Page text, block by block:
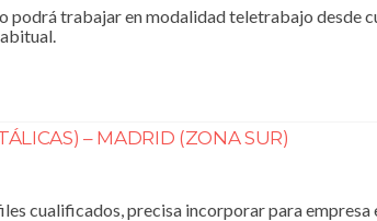
podrá trabajar en modalidad teletrabajo desde
– MADRID (ZONA SUR)
cualificados, precisa incorporar para empresa